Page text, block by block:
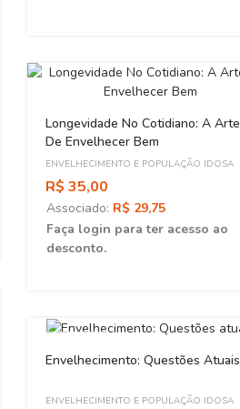
Longevidade No Cotidiano: A Arte
De Envelhecer Bem
ENVELHECIMENTO E POPULAÇÃO IDOSA
R$ 35,00
Associado: R$ 29,75
Faça login para ter acesso ao
desconto.
Envelhecimento: Questões Atuais
ENVELHECIMENTO E POPULAÇÃO IDOSA